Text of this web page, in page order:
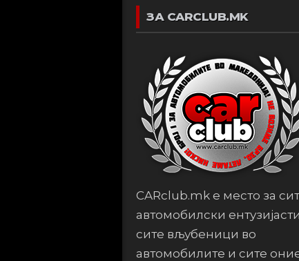
ЗА CARCLUB.MK
CARclub.mk е место за
автомобилски
сите вљубеници во
автомобилите и сите